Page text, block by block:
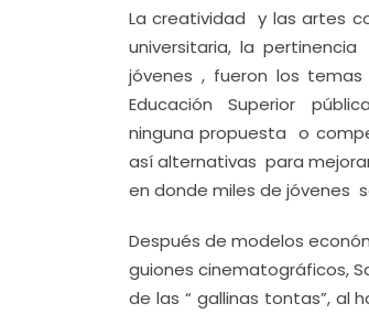
La creatividad y las artes
universitaria, la
jóvenes , fueron los
Educación Superior
ninguna propuesta o
así alternativas para
en donde miles de jóvenes
Después de modelos
guiones cinematográficos,
de las “ gallinas tontas”,